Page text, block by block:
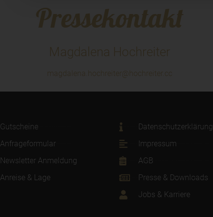
Pressekontakt
Magdalena Hochreiter
magdalena.hochreiter@hochreiter.cc
Gutscheine
Anfrageformular
Newsletter Anmeldung
Anreise & Lage
Datenschutzerklärung
Impressum
AGB
Presse & Downloads
Jobs & Karriere